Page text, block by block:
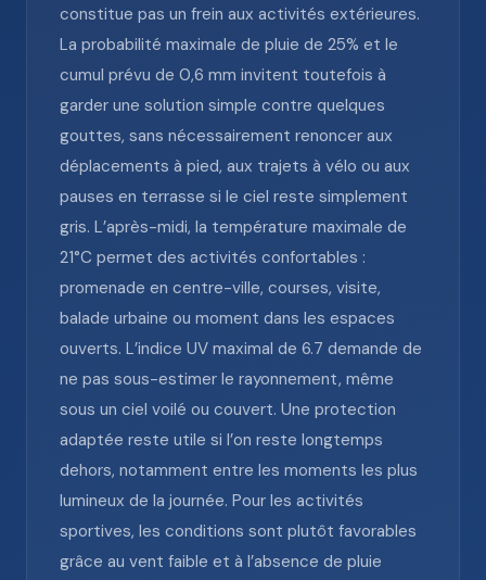
constitue pas un frein aux activités extérieures.
La probabilité maximale de pluie de 25% et le
cumul prévu de 0,6 mm invitent toutefois à
garder une solution simple contre quelques
gouttes, sans nécessairement renoncer aux
déplacements à pied, aux trajets à vélo ou aux
pauses en terrasse si le ciel reste simplement
gris. L’après-midi, la température maximale de
21°C permet des activités confortables :
promenade en centre-ville, courses, visite,
balade urbaine ou moment dans les espaces
ouverts. L’indice UV maximal de 6.7 demande de
ne pas sous-estimer le rayonnement, même
sous un ciel voilé ou couvert. Une protection
adaptée reste utile si l’on reste longtemps
dehors, notamment entre les moments les plus
lumineux de la journée. Pour les activités
sportives, les conditions sont plutôt favorables
grâce au vent faible et à l’absence de pluie